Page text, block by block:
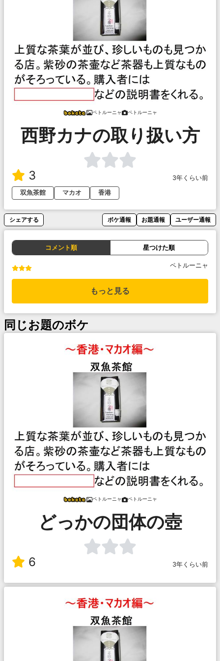
ペトルーニャ ペトルーニャ
西野カナの取り扱い方
3
3年くらい前
双魚茶館
マカオ 香港
シェアする ボケ通報 お題通報 ユーザー通報
コメント順 星つけた順
ペトルーニャ
もっと見る
同じお題のボケ
ペトルーニャ ペトルーニャ
どっかの団体の壺
6 3年くらい前